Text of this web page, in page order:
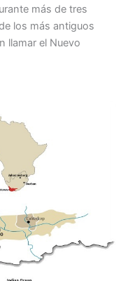
más de tres
los más antiguos
llamar el Nuevo